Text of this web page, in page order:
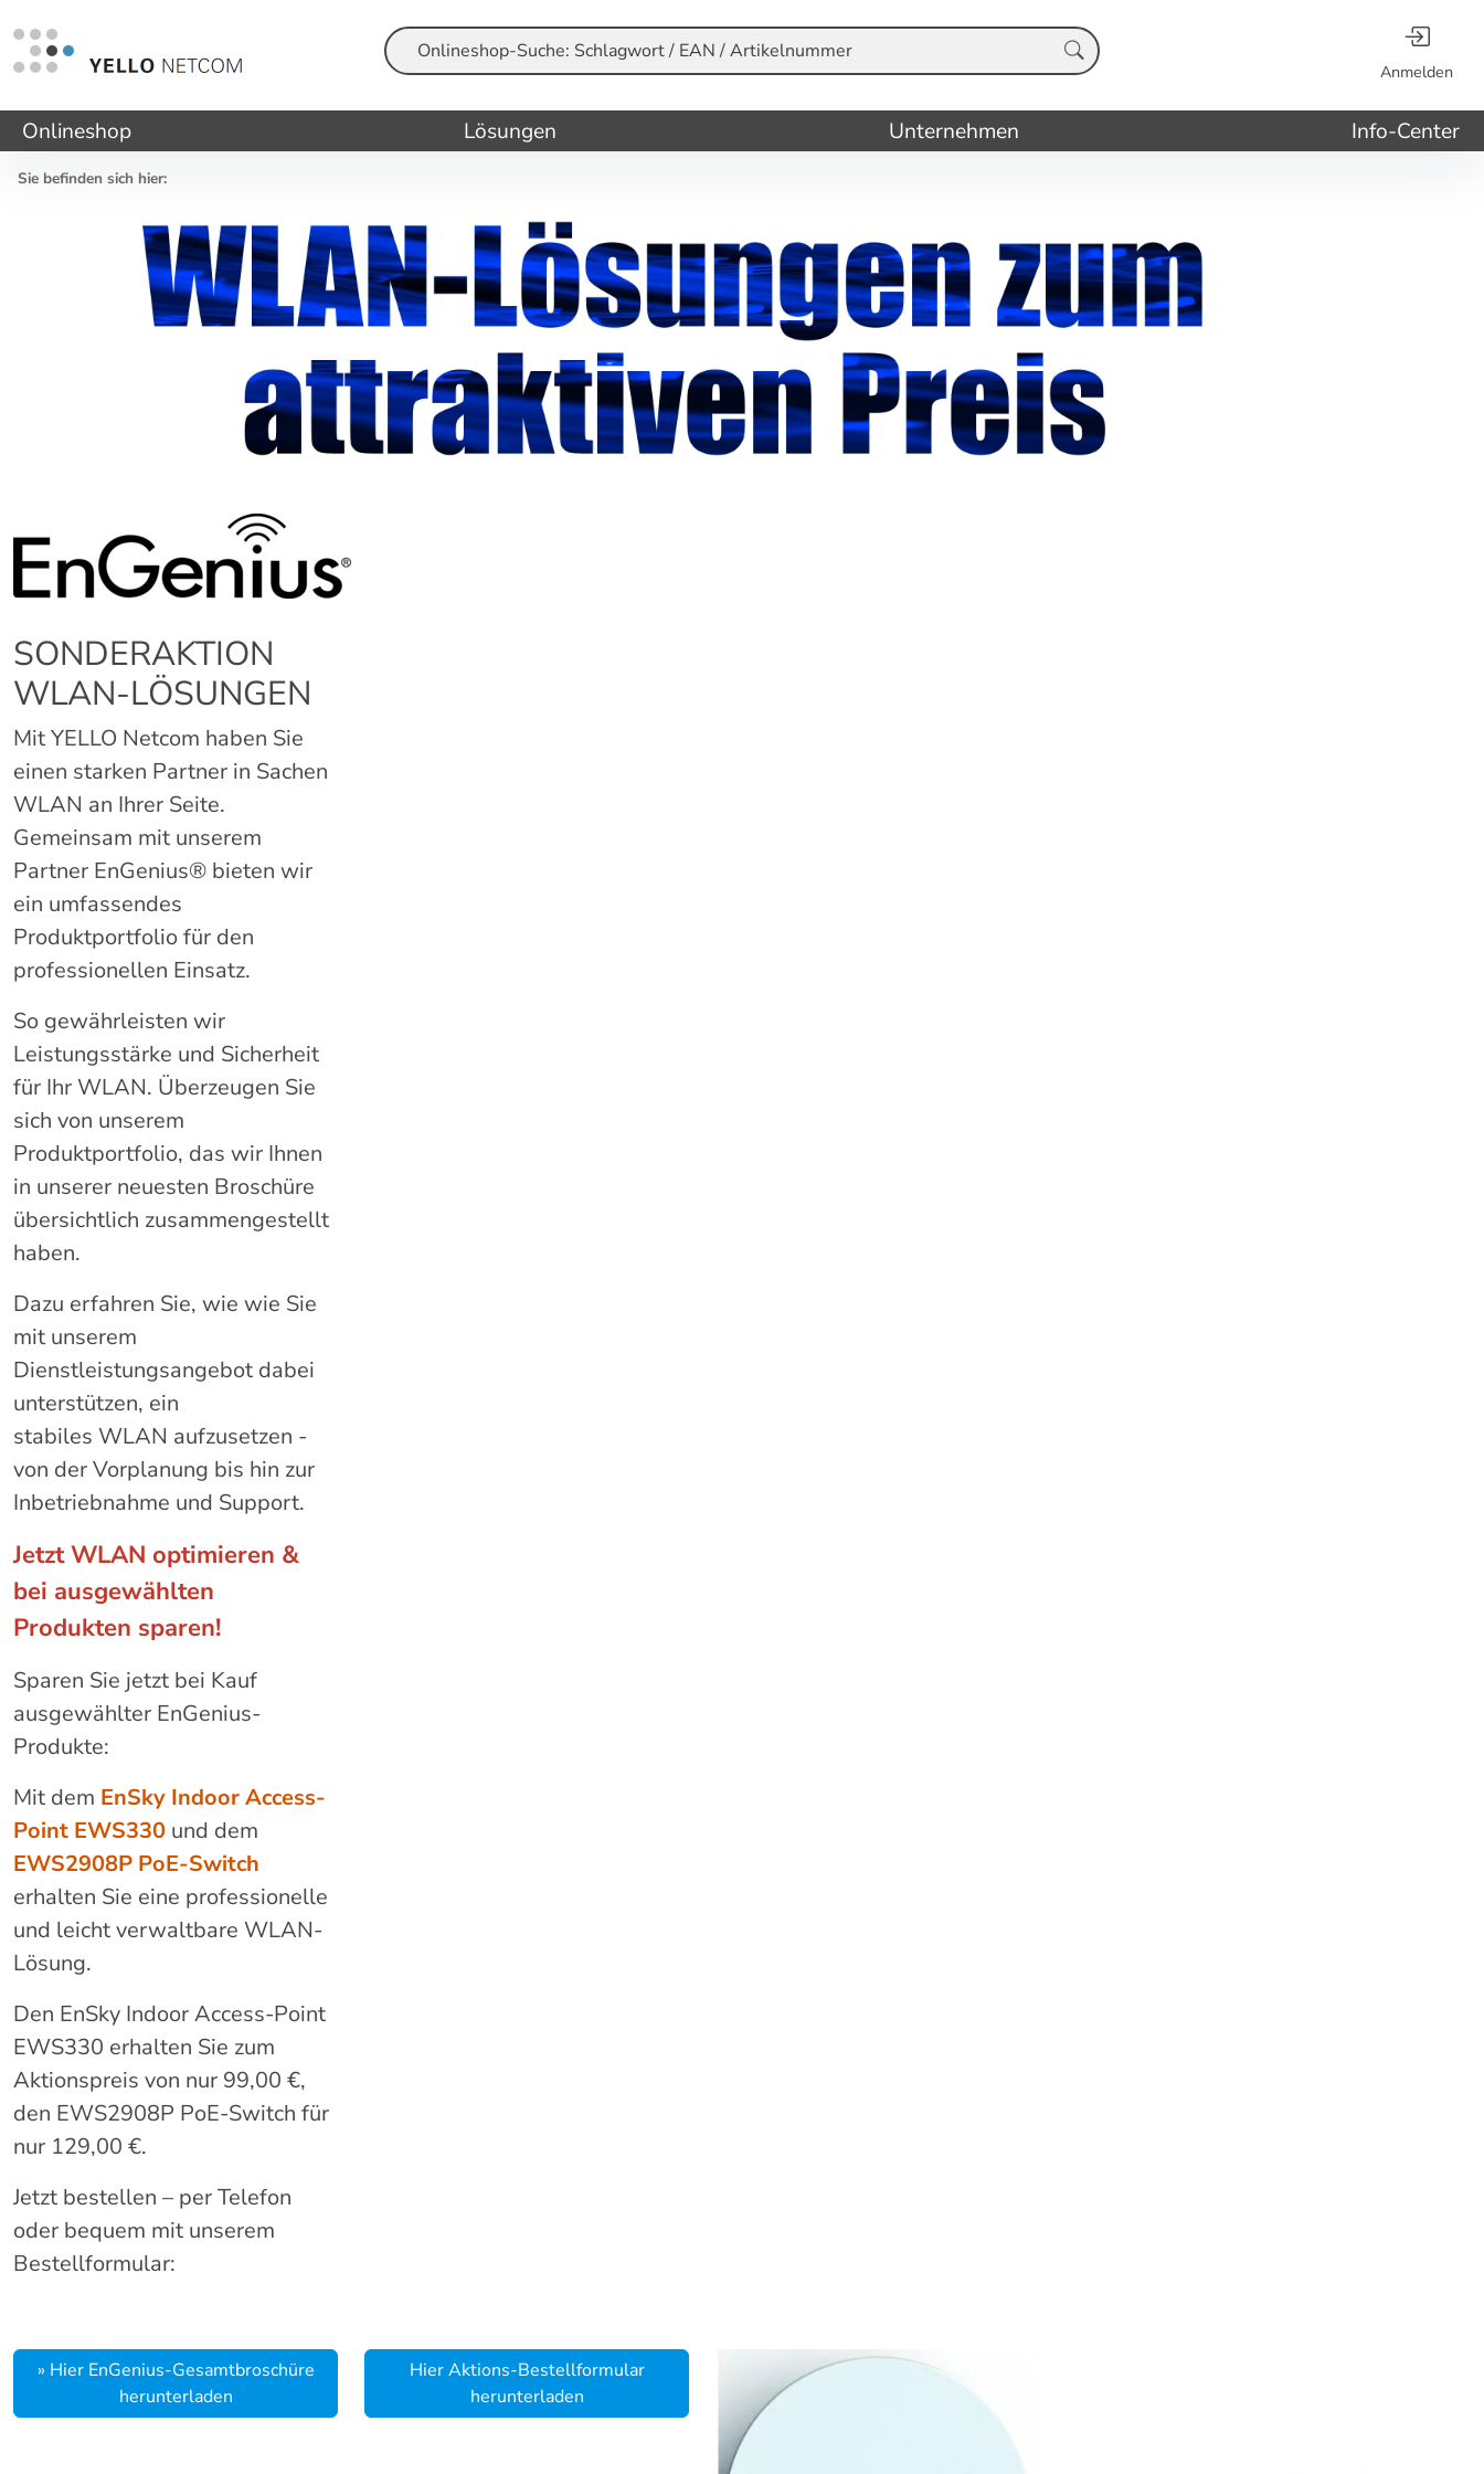
Suche Anmelden
Onlineshop Lösungen Unternehmen Info-Center
Sie befinden sich hier:
SONDERAKTION
WLAN-LÖSUNGEN
Mit YELLO Netcom haben Sie
einen starken Partner in Sachen
WLAN an Ihrer Seite.
Gemeinsam mit unserem
Partner EnGenius® bieten wir
ein umfassendes
Produktportfolio für den
professionellen Einsatz.
So gewährleisten wir
Leistungsstärke und Sicherheit
für Ihr WLAN. Überzeugen Sie
sich von unserem
Produktportfolio, das wir Ihnen
in unserer neuesten Broschüre
übersichtlich zusammengestellt
haben.
Dazu erfahren Sie, wie wie Sie
mit unserem
Dienstleistungsangebot dabei
unterstützen, ein
stabiles WLAN aufzusetzen -
von der Vorplanung bis hin zur
Inbetriebnahme und Support.
Jetzt WLAN optimieren &
bei ausgewählten
Produkten sparen!
Sparen Sie jetzt bei Kauf
ausgewählter EnGenius-
Produkte:
Mit dem EnSky Indoor Access-
Point EWS330 und dem
EWS2908P PoE-Switch
erhalten Sie eine professionelle
und leicht verwaltbare WLAN-
Lösung.
Den EnSky Indoor Access-Point
EWS330 erhalten Sie zum
Aktionspreis von nur 99,00 €,
den EWS2908P PoE-Switch für
nur 129,00 €.
Jetzt bestellen – per Telefon
oder bequem mit unserem
Bestellformular:
» Hier EnGenius-Gesamtbroschüre
herunterladen
Hier Aktions-Bestellformular
herunterladen